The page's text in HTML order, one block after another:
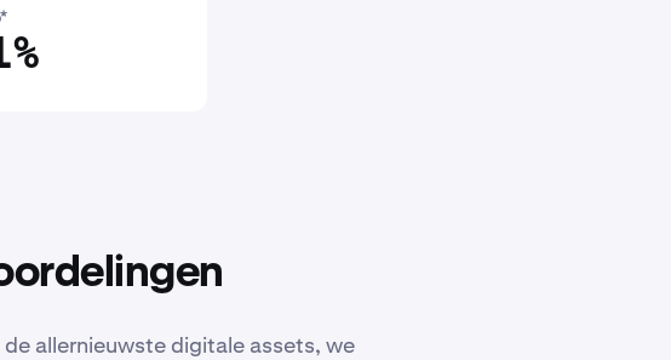
allernieuwste digitale assets, we